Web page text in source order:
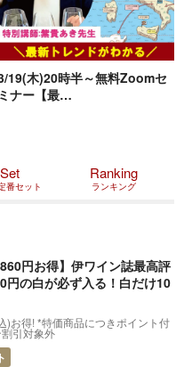
ローロ・リゼルヴァ抜栓！当主
沢な晩餐
み頃ワイン大放出】 試飲会(2/28
トワイン5本セット
はじめとする配送遅延につい
セットご購入お急ぎくださ
り年バローロとアマローネ
19(木)20時半～無料Zoomセ
ミナー【最…
番セット
Ranking
ランキング
円お得】伊ワイン誌最高評
円の白が必ず入る！白だけ10
)お得! *特価商品につきポイント付
引対象外